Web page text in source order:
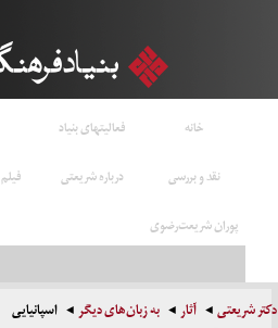
خانه فعالیتهای بنیاد
نقد و بررسی
درباره شریعتی
پوران شریعت‌رضوی
دکتر شریعتی آثار به زبان‌های دیگر اسپانیایی